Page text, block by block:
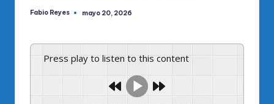
RPublicado
Fabio Reyes mayo 20, 2026
Press play to listen to this content